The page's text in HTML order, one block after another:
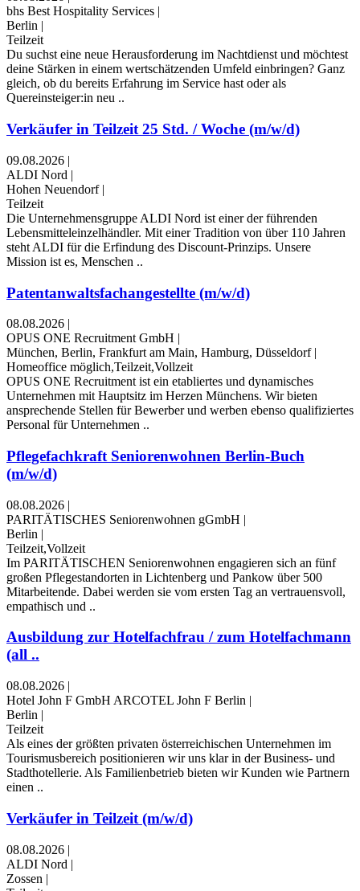
bhs Best Hospitality Services |
Berlin |
Teilzeit
Du suchst eine neue Herausforderung im Nachtdienst und möchtest
deine Stärken in einem wertschätzenden Umfeld einbringen? Ganz
gleich, ob du bereits Erfahrung im Service hast oder als
Quereinsteiger:in neu ..
Verkäufer in Teilzeit 25 Std. / Woche (m/w/d)
09.08.2026 |
ALDI Nord |
Hohen Neuendorf |
Teilzeit
Die Unternehmensgruppe ALDI Nord ist einer der führenden
Lebensmitteleinzelhändler. Mit einer Tradition von über 110 Jahren
steht ALDI für die Erfindung des Discount-Prinzips. Unsere
Mission ist es, Menschen ..
Patentanwaltsfachangestellte (m/w/d)
08.08.2026 |
OPUS ONE Recruitment GmbH |
München, Berlin, Frankfurt am Main, Hamburg, Düsseldorf |
Homeoffice möglich,Teilzeit,Vollzeit
OPUS ONE Recruitment ist ein etabliertes und dynamisches
Unternehmen mit Hauptsitz im Herzen Münchens. Wir bieten
ansprechende Stellen für Bewerber und werben ebenso qualifiziertes
Personal für Unternehmen ..
Pflegefachkraft Seniorenwohnen Berlin-Buch
(m/w/d)
08.08.2026 |
PARITÄTISCHES Seniorenwohnen gGmbH |
Berlin |
Teilzeit,Vollzeit
Im PARITÄTISCHEN Seniorenwohnen engagieren sich an fünf
großen Pflegestandorten in Lichtenberg und Pankow über 500
Mitarbeitende. Dabei werden sie vom ersten Tag an vertrauensvoll,
empathisch und ..
Ausbildung zur Hotelfachfrau / zum Hotelfachmann
(all ..
08.08.2026 |
Hotel John F GmbH ARCOTEL John F Berlin |
Berlin |
Teilzeit
Als eines der größten privaten österreichischen Unternehmen im
Tourismusbereich positionieren wir uns klar in der Business- und
Stadthotellerie. Als Familienbetrieb bieten wir Kunden wie Partnern
einen ..
Verkäufer in Teilzeit (m/w/d)
08.08.2026 |
ALDI Nord |
Zossen |